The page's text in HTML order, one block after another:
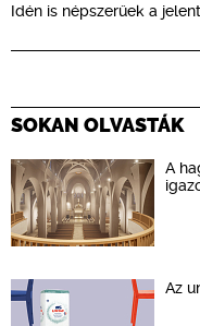
Idén is népszerűek a
SOKAN OLVASTÁK
A
Az